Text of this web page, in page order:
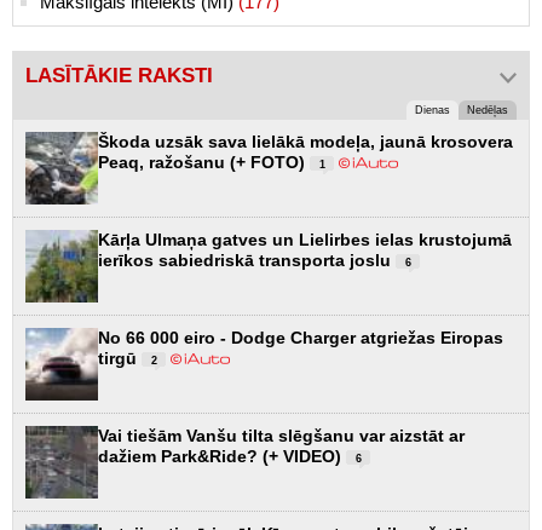
LASĪTĀKIE RAKSTI
Dienas Nedēļas
Škoda uzsāk sava lielākā modeļa, jaunā krosovera
Peaq, ražošanu (+ FOTO)
1
Kārļa Ulmaņa gatves un Lielirbes ielas krustojumā
ierīkos sabiedriskā transporta joslu
6
No 66 000 eiro - Dodge Charger atgriežas Eiropas
tirgū
2
Vai tiešām Vanšu tilta slēgšanu var aizstāt ar
dažiem Park&Ride? (+ VIDEO)
6